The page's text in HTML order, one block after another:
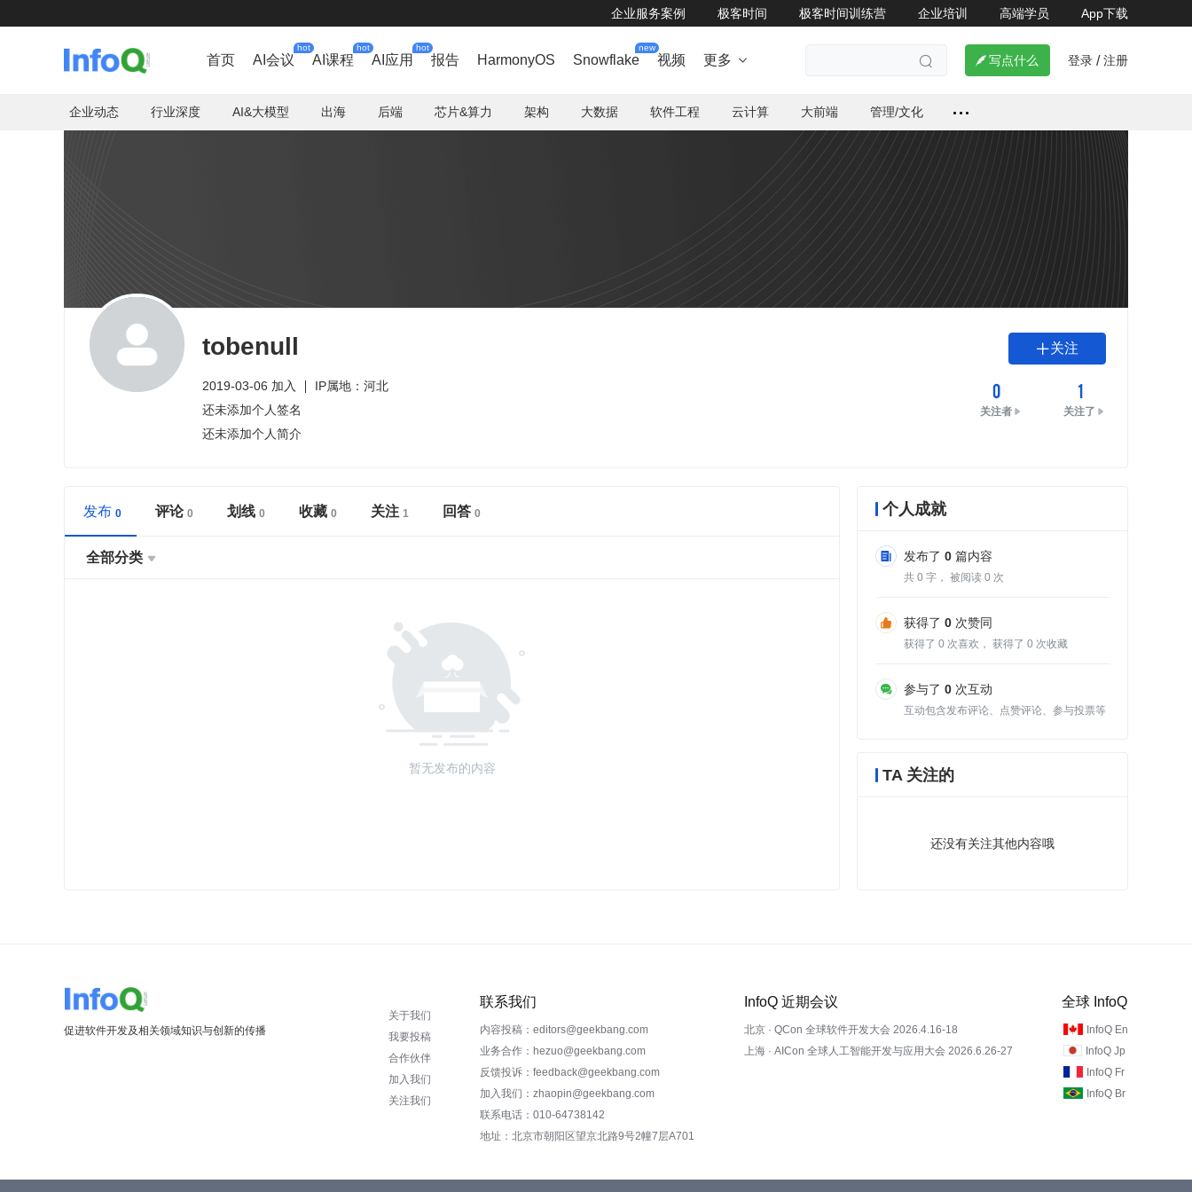
企业服务案例 极客时间 极客时间训练营 企业培训 高端学员 App下载
首页 AI会议
hot
AI课程
hot
AI应用
hot
报告 HarmonyOS Snowflake
new
视频 更多    写点什么 登录 / 注册
企业动态 行业深度 AI&大模型 出海 后端 芯片&算力 架构 大数据 软件工程 云计算 大前端 管理/文化
tobenull
2019-03-06 加入
IP属地：河北
还未添加个人签名
还未添加个人简介
关注
0
关注者
1
关注了
发布 评论 划线 收藏 关注 回答
全部分类 
暂无发布的内容
个人成就
发布了 0 篇内容
共 0 字， 被阅读 0 次
获得了 0 次赞同
获得了 0 次喜欢， 获得了 0 次收藏
参与了 0 次互动
互动包含发布评论、点赞评论、参与投票等
TA 关注的
还没有关注其他内容哦
促进软件开发及相关领域知识与创新的传播
关于我们
我要投稿
合作伙伴
加入我们
关注我们
联系我们
内容投稿：editors@geekbang.com
业务合作：hezuo@geekbang.com
反馈投诉：feedback@geekbang.com
加入我们：zhaopin@geekbang.com
联系电话：010-64738142
地址：北京市朝阳区望京北路9号2幢7层A701
InfoQ 近期会议
北京 · QCon 全球软件开发大会 2026.4.16-18
上海 · AICon 全球人工智能开发与应用大会 2026.6.26-27
全球 InfoQ
InfoQ En
InfoQ Jp
InfoQ Fr
InfoQ Br